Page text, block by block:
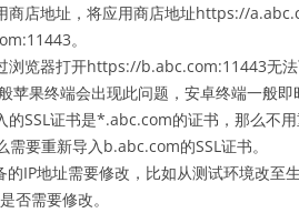
商店地址，将应用商店地址https://
。
浏览器打开https://b.abc.com:11443无
苹果终端会出现此问题，安卓终端一般即
的SSL证书是*.abc.com的证书，那么不
需要重新导入b.abc.com的SSL证书。
的IP地址需要修改，比如从测试环境改至
否需要修改。